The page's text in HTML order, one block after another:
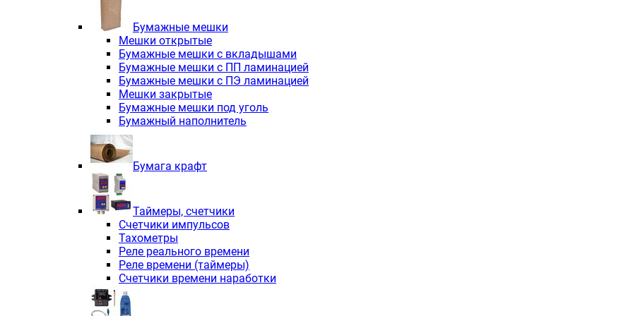
Электродвигатели асинхронные трёхфазные с тормозом INNOVARI
Электродвигатели асинхронные трёхфазные взрывозащищенные INNOVARI
Трехфазные асинхронные электродвигатели INNORED
Независимая вентиляция INNORED
Взрывозащищенная независимая вентиляция INNOVARI
Одноступенчатые цилиндрические редукторы INNORED
Экономичные червячные редукторы INNORED в квадратном корпусе
Компактные мотор-редукторы INNORED
Компактные мотор-редукторы INNORED MC
Вибраторы INNORED
Вариаторы INNORED
Бумажные мешки
Мешки открытые
Бумажные мешки с вкладышами
Бумажные мешки с ПП ламинацией
Бумажные мешки с ПЭ ламинацией
Мешки закрытые
Бумажные мешки под уголь
Бумажный наполнитель
Бумага крафт
Таймеры, счетчики
Счетчики импульсов
Тахометры
Реле реального времени
Реле времени (таймеры)
Счетчики времени наработки